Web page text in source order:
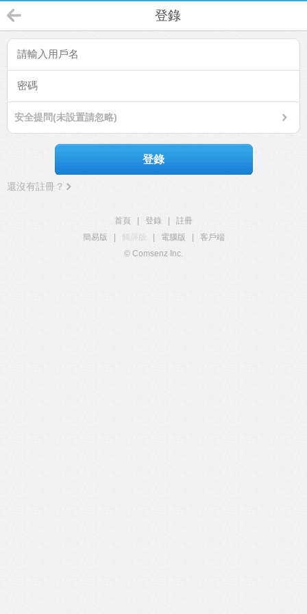
登錄
安全提問(未設置請忽略)
登錄
還沒有註冊？
首頁 登錄
註冊
簡易版
觸屏版 電腦版
客戶端
© Comsenz Inc.